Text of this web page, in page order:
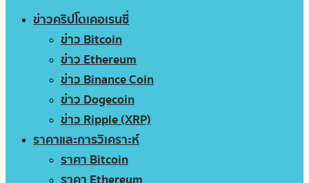
ข่าวคริปโตเคอเรนซี่
ข่าว Bitcoin
ข่าว Ethereum
ข่าว Binance Coin
ข่าว Dogecoin
ข่าว Ripple (XRP)
ราคาและการวิเคราะห์
ราคา Bitcoin